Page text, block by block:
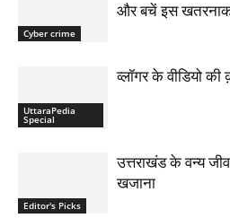
Cyber crime
और बचें इस
UttaraPedia
Special
व्लॉगर के वीडियो
Editor's Picks
उत्तराखंड के वन्य
खजाना